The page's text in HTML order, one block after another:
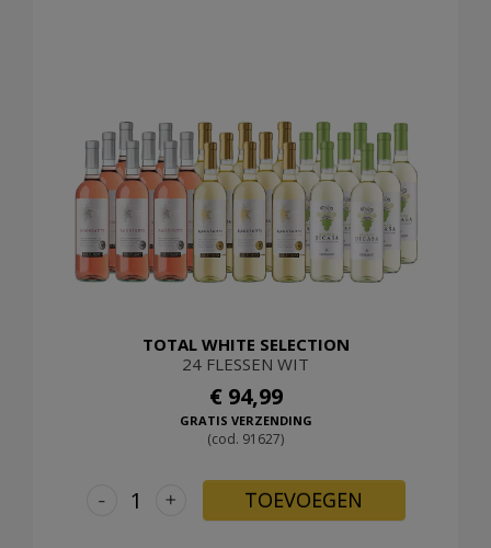
TOTAL WHITE SELECTION
24 FLESSEN WIT
€ 94,99
GRATIS VERZENDING
(cod. 91627)
+
- TOEVOEGEN